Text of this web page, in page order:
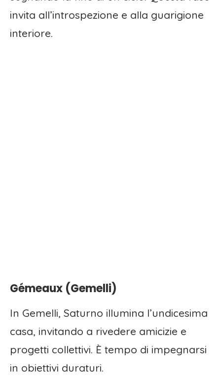
invita all’introspezione e alla guarigione
interiore.
Gémeaux (Gemelli)
In Gemelli, Saturno illumina l’undicesima
casa, invitando a rivedere amicizie e
progetti collettivi. È tempo di impegnarsi
in obiettivi duraturi.